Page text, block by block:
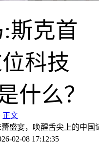
正文
盛宴，唤醒舌尖上的中国
02-08 17:12:35